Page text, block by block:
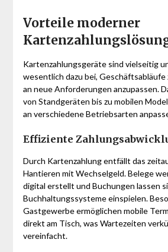
Vorteile moderner
Kartenzahlungsgeräte sind vielseitig
wesentlich dazu bei,
an neue Anforderungen anzupassen.
von Standgeräten bis zu mobilen
an verschiedene Betriebsarten
Effiziente
Durch Kartenzahlung entfällt das
Hantieren mit Wechselgeld. Belege
digital erstellt und Buchungen lassen
Buchhaltungssysteme einspielen.
Gastgewerbe ermöglichen mobile
direkt am Tisch, was Wartezeiten
vereinfacht.